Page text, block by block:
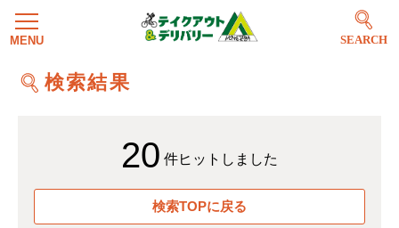
SEARCH
検索結果
20 件ヒットしました
検索TOPに戻る